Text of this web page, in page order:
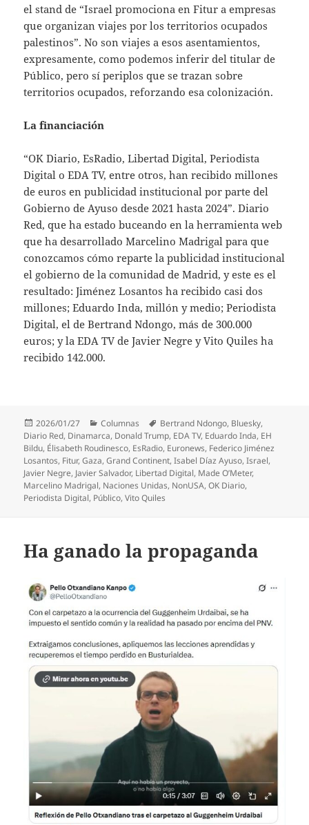
el stand de “Israel promociona en Fitur a empresas
que organizan viajes por los territorios ocupados
palestinos”. No son viajes a esos asentamientos,
expresamente, como podemos inferir del titular de
Público, pero sí periplos que se trazan sobre
territorios ocupados, reforzando esa colonización.
La financiación
“OK Diario, EsRadio, Libertad Digital, Periodista
Digital o EDA TV, entre otros, han recibido millones
de euros en publicidad institucional por parte del
Gobierno de Ayuso desde 2021 hasta 2024”. Diario
Red, que ha estado buceando en la herramienta web
que ha desarrollado Marcelino Madrigal para que
conozcamos cómo reparte la publicidad institucional
el gobierno de la comunidad de Madrid, y este es el
resultado: Jiménez Losantos ha recibido casi dos
millones; Eduardo Inda, millón y medio; Periodista
Digital, el de Bertrand Ndongo, más de 300.000
euros; y la EDA TV de Javier Negre y Vito Quiles ha
recibido 142.000.
Publicado
el
2026/01/27 Categorías
Columnas Etiquetas
Bertrand Ndongo, Bluesky,
Diario Red, Dinamarca, Donald Trump, EDA TV, Eduardo Inda, EH
Bildu, Élisabeth Roudinesco, EsRadio, Euronews, Federico Jiménez
Losantos, Fitur,Gaza,Grand Continent,Isabel Díaz Ayuso,Israel,
Javier Negre, Javier Salvador, Libertad Digital, Made O’Meter,
Marcelino Madrigal, Naciones Unidas, NonUSA,OK Diario,
Periodista Digital, Público,Vito Quiles
Ha ganado la propaganda